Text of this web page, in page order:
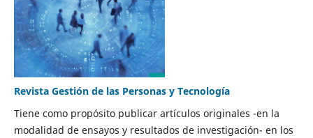
Revista Gestión de las Personas y Tecnología
Tiene como propósito publicar artículos originales -en la
modalidad de ensayos y resultados de investigación- en los